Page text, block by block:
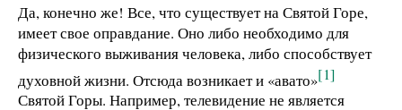
Да, конечно же! Все, что существует на Святой Горе,
имеет свое оправдание. Оно либо необходимо для
физического выживания человека, либо способствует
духовной жизни. Отсюда возникает и «авато»[1]
Святой Горы. Например, телевидение не является